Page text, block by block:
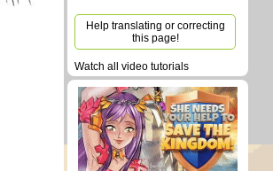
Help translating or correcting
this page!
Watch all video tutorials